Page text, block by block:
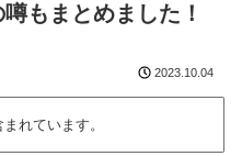
もまとめました！
2023.10.04
れています。